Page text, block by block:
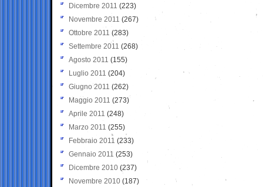
Dicembre 2011 (223)
Novembre 2011 (267)
Ottobre 2011 (283)
Settembre 2011 (268)
Agosto 2011 (155)
Luglio 2011 (204)
Giugno 2011 (262)
Maggio 2011 (273)
Aprile 2011 (248)
Marzo 2011 (255)
Febbraio 2011 (233)
Gennaio 2011 (253)
Dicembre 2010 (237)
Novembre 2010 (187)